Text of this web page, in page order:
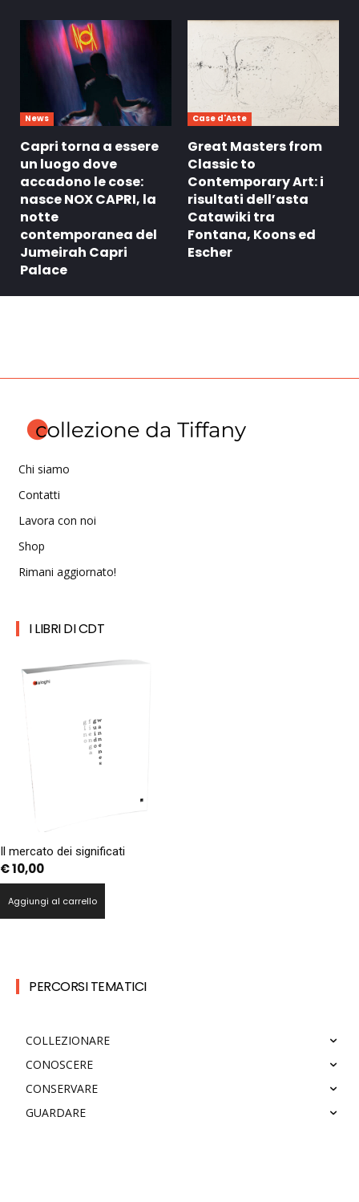
News
Capri torna a essere
un luogo dove
accadono le cose:
nasce NOX CAPRI, la
notte
contemporanea del
Jumeirah Capri
Palace
Case d'Aste
Great Masters from
Classic to
Contemporary Art: i
risultati dell’asta
Catawiki tra
Fontana, Koons ed
Escher
Chi siamo
Contatti
Lavora con noi
Shop
Rimani aggiornato!
I LIBRI DI CDT
Il mercato dei significati
€10,00
Aggiungi al carrello
PERCORSI TEMATICI
COLLEZIONARE
CONOSCERE
CONSERVARE
GUARDARE